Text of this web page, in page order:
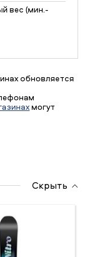
вес (мин.-
обновляется
могут
Скрыть